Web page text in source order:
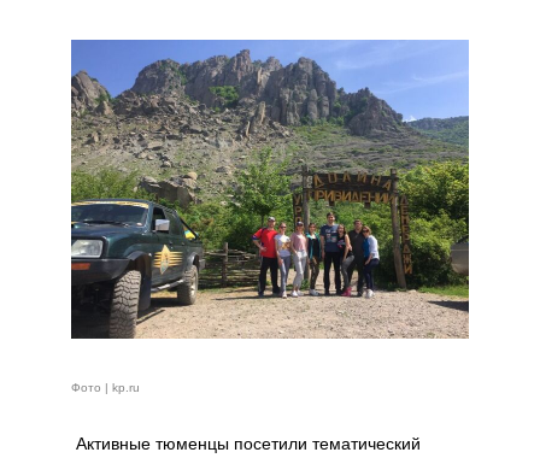
Фото | kp.ru
Активные тюменцы посетили тематический